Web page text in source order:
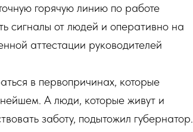
горячую линию по работе
сигналы от людей и оперативно на
аттестации руководителей
в первопричинах, которые
А люди, которые живут и
заботу, подытожил губернатор.